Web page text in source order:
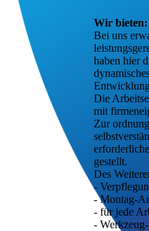
Wir bieten:
Bei uns
haben hier
Die
mit
Zur
gestellt.
Des
-
- Montag-
- für jede
-